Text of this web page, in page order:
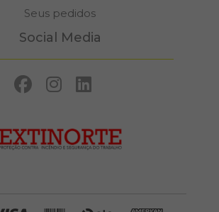
Seus pedidos
Social Media